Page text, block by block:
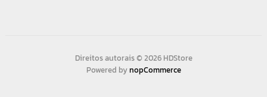
Direitos autorais © 2026 HDStore
Powered bynopCommerce